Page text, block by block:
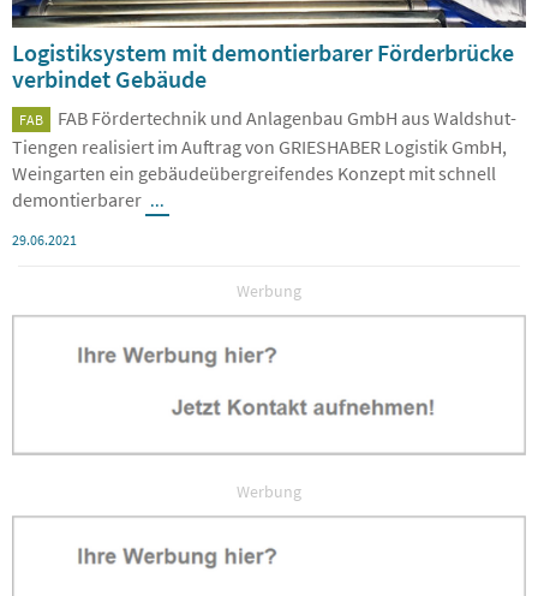
Logistiksystem mit demontierbarer Förderbrücke
verbindet Gebäude
FAB
FAB Fördertechnik und Anlagenbau GmbH aus Waldshut-
Tiengen realisiert im Auftrag von GRIESHABER Logistik GmbH,
Weingarten ein gebäudeübergreifendes Konzept mit schnell
demontierbarer ...
29.06.2021
Werbung
Werbung